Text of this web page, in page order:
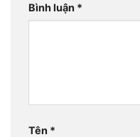
Bình luận *
Tên *